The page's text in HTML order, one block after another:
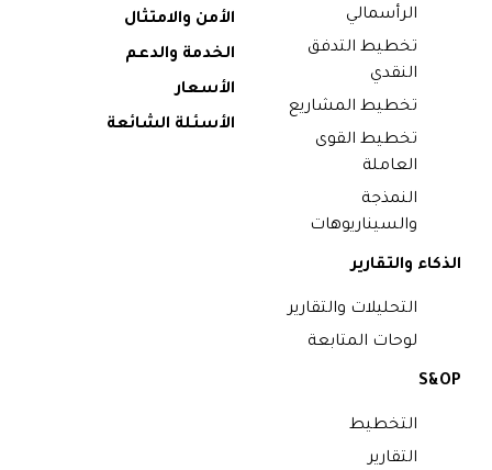
الرأسمالي
تخطيط التدفق
النقدي
تخطيط المشاريع
تخطيط القوى
العاملة
النمذجة
والسيناريوهات
الذكاء والتقارير
التحليلات والتقارير
لوحات المتابعة
S&OP
التخطيط
التقارير
الأمن والامتثال
الخدمة والدعم
الأسعار
الأسئلة الشائعة